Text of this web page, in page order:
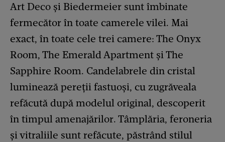
Art Deco și Biedermeier sunt îmbinate
fermecător în toate camerele vilei. Mai
exact, în toate cele trei camere: The Onyx
Room, The Emerald Apartment și The
Sapphire Room. Candelabrele din cristal
luminează pereții fastuoși, cu zugrăveala
refăcută după modelul original, descoperit
în timpul amenajărilor. Tâmplăria, feroneria
și vitraliile sunt refăcute, păstrând stilul